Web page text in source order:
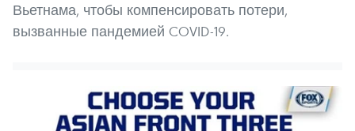
Вьетнама, чтобы компенсировать потери,
вызванные пандемией COVID-19.